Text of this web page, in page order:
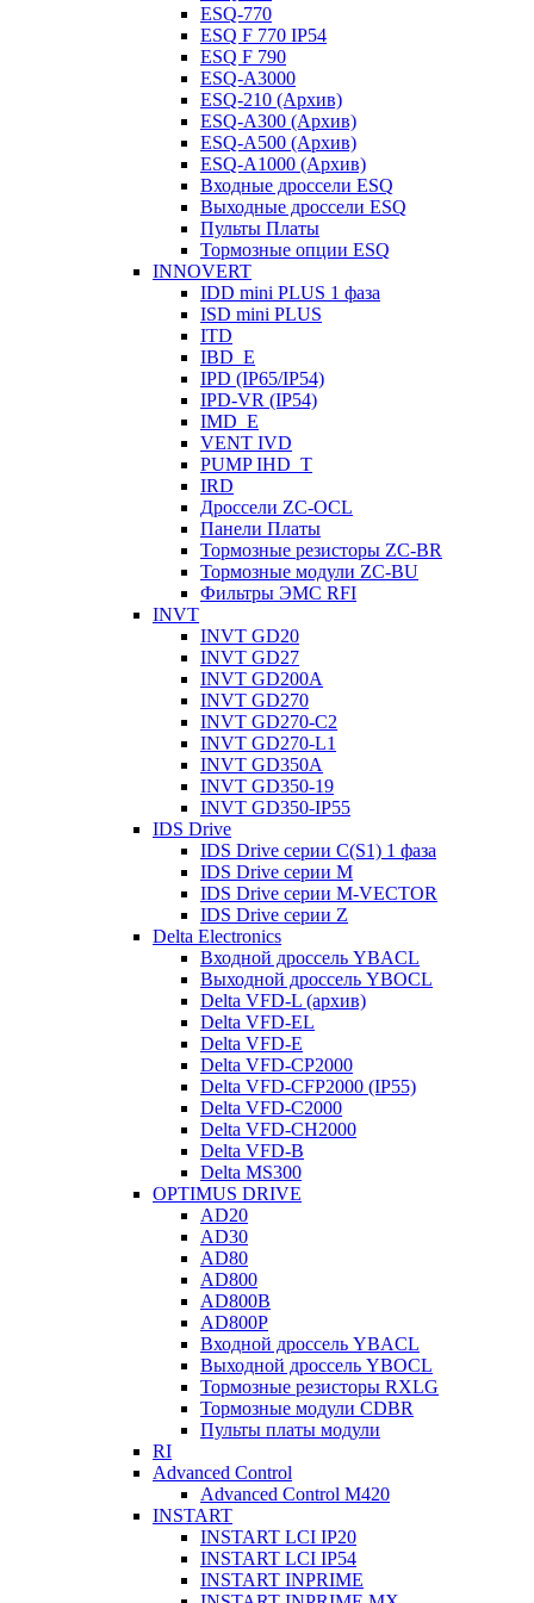
ESQ-770
ESQ F 770 IP54
ESQ F 790
ESQ-A3000
ESQ-210 (Архив)
ESQ-A300 (Архив)
ESQ-A500 (Архив)
ESQ-A1000 (Архив)
Входные дроссели ESQ
Выходные дроссели ESQ
Пульты Платы
Тормозные опции ESQ
INNOVERT
IDD mini PLUS 1 фаза
ISD mini PLUS
ITD
IBD_E
IPD (IP65/IP54)
IРD-VR (IP54)
IMD_E
VENT IVD
PUMP IHD_T
IRD
Дроссели ZC-OCL
Панели Платы
Тормозные резисторы ZC-BR
Тормозные модули ZC-BU
Фильтры ЭМС RFI
INVT
INVT GD20
INVT GD27
INVT GD200A
INVT GD270
INVT GD270-C2
INVT GD270-L1
INVT GD350A
INVT GD350-19
INVT GD350-IP55
IDS Drive
IDS Drive серии C(S1) 1 фаза
IDS Drive серии M
IDS Drive серии M-VECTOR
IDS Drive серии Z
Delta Electronics
Входной дроссель YBACL
Выходной дроссель YBOCL
Delta VFD-L (архив)
Delta VFD-EL
Delta VFD-E
Delta VFD-CP2000
Delta VFD-CFP2000 (IP55)
Delta VFD-C2000
Delta VFD-CH2000
Delta VFD-B
Delta MS300
OPTIMUS DRIVE
AD20
AD30
AD80
AD800
AD800B
AD800P
Входной дроссель YBACL
Выходной дроссель YBOCL
Тормозные резисторы RXLG
Тормозные модули CDBR
Пульты платы модули
RI
Advanced Control
Advanced Control M420
INSTART
INSTART LCI IP20
INSTART LCI IP54
INSTART INPRIME